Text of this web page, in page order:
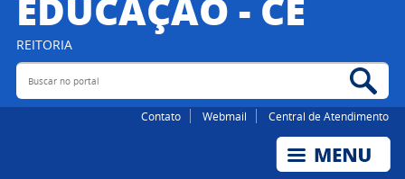
Legislação
REITORIA
Buscar no portal
Contato Webmail Central de Atendimento